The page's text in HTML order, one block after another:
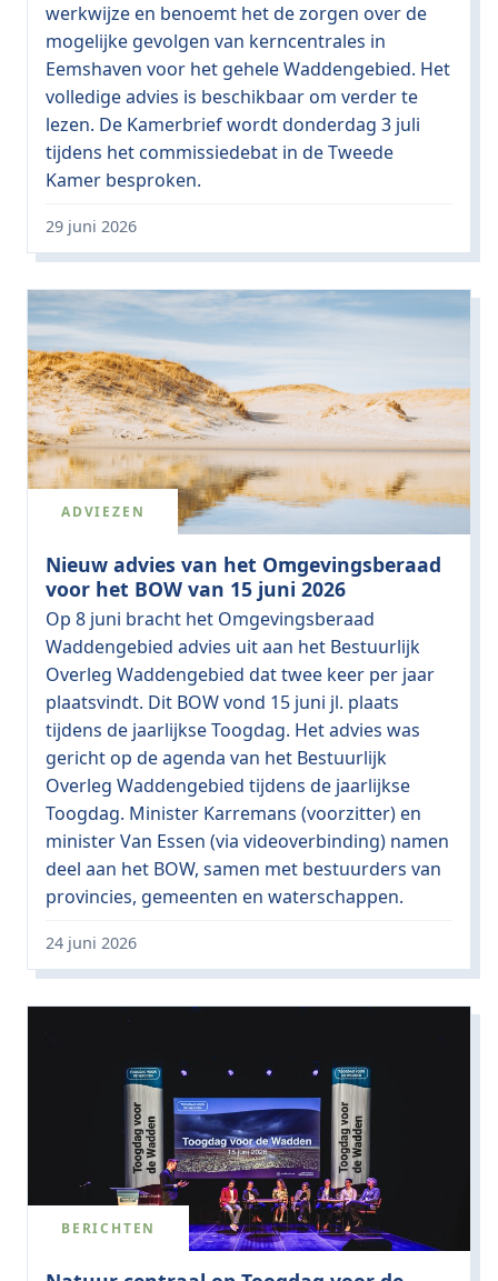
werkwijze en benoemt het de zorgen over de
mogelijke gevolgen van kerncentrales in
Eemshaven voor het gehele Waddengebied. Het
volledige advies is beschikbaar om verder te
lezen. De Kamerbrief wordt donderdag 3 juli
tijdens het commissiedebat in de Tweede
Kamer besproken.
29 juni 2026
ADVIEZEN
Nieuw advies van het Omgevingsberaad
voor het BOW van 15 juni 2026
Op 8 juni bracht het Omgevingsberaad
Waddengebied advies uit aan het Bestuurlijk
Overleg Waddengebied dat twee keer per jaar
plaatsvindt. Dit BOW vond 15 juni jl. plaats
tijdens de jaarlijkse Toogdag. Het advies was
gericht op de agenda van het Bestuurlijk
Overleg Waddengebied tijdens de jaarlijkse
Toogdag. Minister Karremans (voorzitter) en
minister Van Essen (via videoverbinding) namen
deel aan het BOW, samen met bestuurders van
provincies, gemeenten en waterschappen.
24 juni 2026
BERICHTEN